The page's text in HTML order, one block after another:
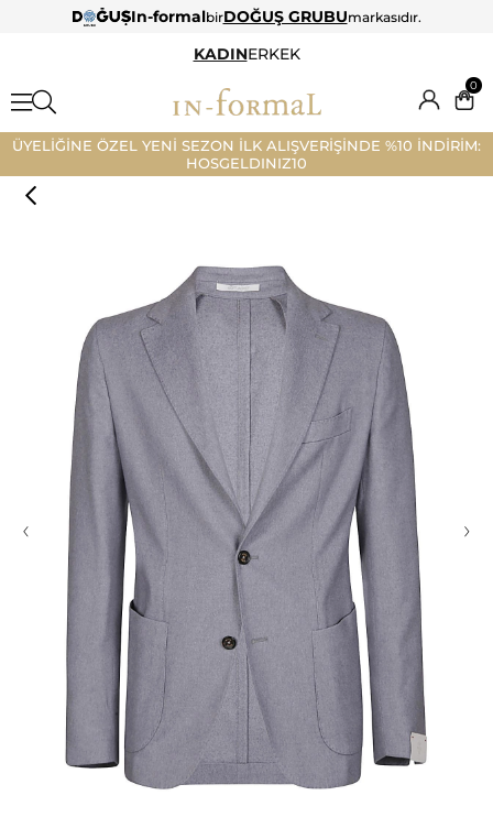
In-formalbirDOĞUŞ GRUBUmarkasıdır.
KADINERKEK
0
ÜYELİĞİNE ÖZEL YENİ SEZON İLK ALIŞVERİŞİNDE %10 İNDİRİM:
HOSGELDINIZ10
‹ ›